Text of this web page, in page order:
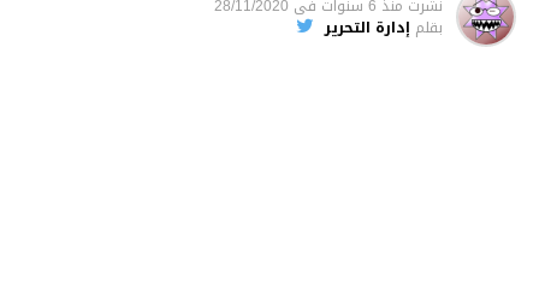
نشرت منذ 6 سنوات فى 28/11/2020
بقلم إدارة التحرير